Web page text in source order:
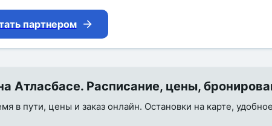
партнером
Атласбасе. Расписание, цены,
в пути, цены и заказ онлайн. Остановки на карте, удобное